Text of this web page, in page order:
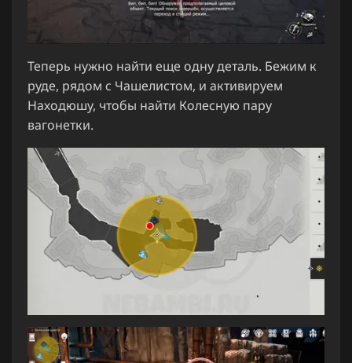
Теперь нужно найти еще одну деталь. Бежим к
руде, рядом с Чашелистом, и активируем
Находюшу, чтобы найти Колесную пару
вагонетки.